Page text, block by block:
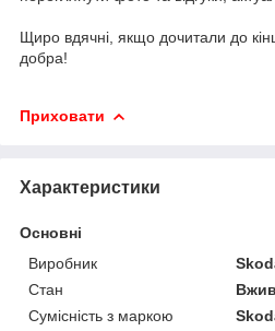
Щиро вдячні, якщо дочитали до
добра!
Приховати
Характеристики
Основні
Виробник
Стан
Сумісність з маркою